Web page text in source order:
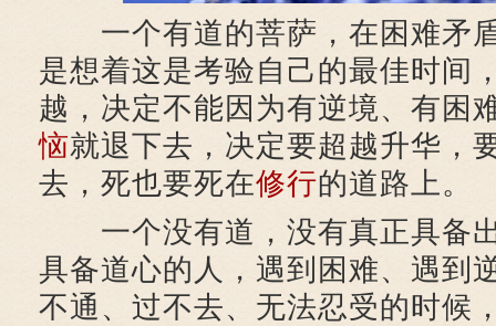
一个有道的菩萨，在困难矛
是想着这是考验自己的最佳时间
越，决定不能因为有逆境、有困
恼就退下去，决定要超越升华，
去，死也要死在修行的道路上。
一个没有道，没有真正具备
具备道心的人，遇到困难、遇到
不通、过不去、无法忍受的时候